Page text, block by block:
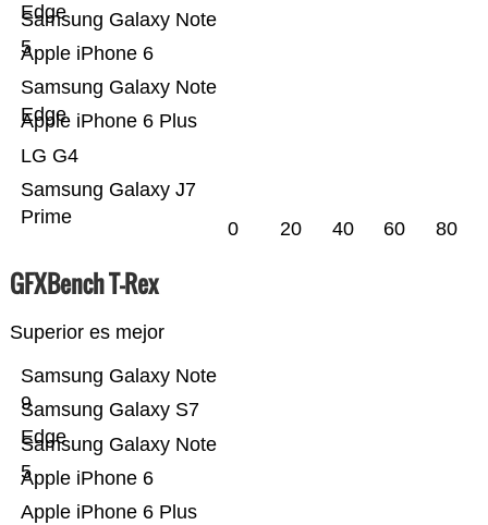
Samsung Galaxy J7
Prime
LG G4
Apple iPhone 6 Plus
Samsung Galaxy Note
Edge
Apple iPhone 6
Samsung Galaxy Note
5
Edge
0 20 40 60 80
GFXBench T-Rex
Superior es mejor
Apple iPhone 6 Plus
Apple iPhone 6
Samsung Galaxy Note
5
Samsung Galaxy S7
Edge
Samsung Galaxy Note
9